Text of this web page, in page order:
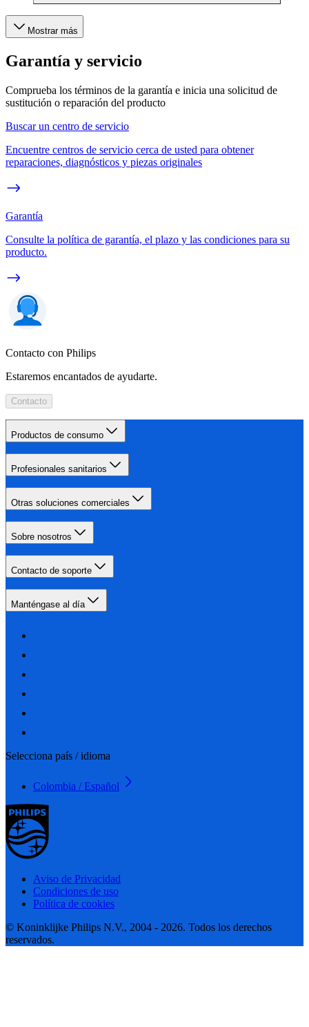
Mostrar más
Garantía y servicio
Comprueba los términos de la garantía e inicia una solicitud de
sustitución o reparación del producto
Buscar un centro de servicio
Encuentre centros de servicio cerca de usted para obtener
reparaciones, diagnósticos y piezas originales
Garantía
Consulte la política de garantía, el plazo y las condiciones para su
producto.
Contacto con Philips
Estaremos encantados de ayudarte.
Contacto
Productos de consumo
Profesionales sanitarios
Otras soluciones comerciales
Sobre nosotros
Contacto de soporte
Manténgase al día
Selecciona país / idioma
Colombia / Español
Aviso de Privacidad
Condiciones de uso
Política de cookies
© Koninklijke Philips N.V., 2004 - 2026. Todos los derechos
reservados.